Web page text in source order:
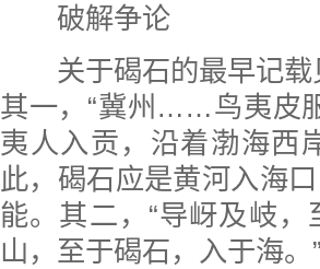
破解争论
关于碣石的最早记载
其一，“冀州……鸟夷皮
夷人入贡，沿着渤海西
此，碣石应是黄河入海
能。其二，“导岈及岐
山，至于碣石，入于海